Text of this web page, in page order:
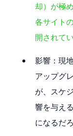
却）が極
各サイト
開されて
影響：現
アップグ
が、スケ
響を与え
になるだろ